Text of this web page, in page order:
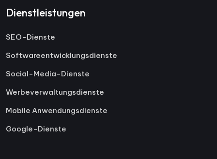
Dienstleistungen
SEO-Dienste
Softwareentwicklungsdienste
Social-Media-Dienste
Werbeverwaltungsdienste
Mobile Anwendungsdienste
Google-Dienste